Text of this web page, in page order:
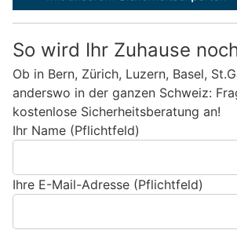
So wird Ihr Zuhause
Ob in Bern, Zürich, Luzern, Basel,
anderswo in der ganzen Schweiz:
kostenlose Sicherheitsberatung an!
Ihr Name (Pflichtfeld)
Ihre E-Mail-Adresse (Pflichtfeld)